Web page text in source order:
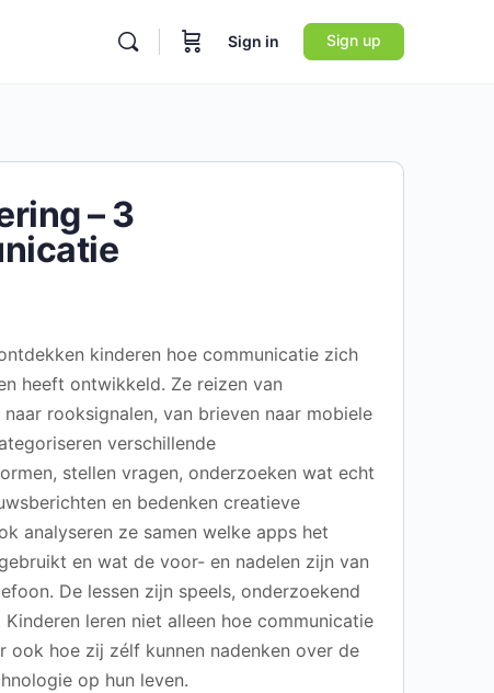
Sign in Sign up
– 3
kinderen hoe communicatie zich
heeft ontwikkeld. Ze reizen van
rooksignalen, van brieven naar mobiele
verschillende
stellen vragen, onderzoeken wat echt
en bedenken creatieve
analyseren ze samen welke apps het
en wat de voor- en nadelen zijn van
De lessen zijn speels, onderzoekend
Kinderen leren niet alleen hoe communicatie
ook hoe zij zélf kunnen nadenken over de
op hun leven.